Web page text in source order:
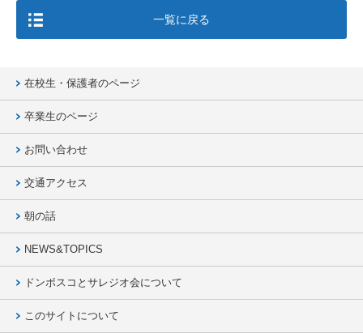
一覧に戻る
在校生・保護者のページ
卒業生のページ
お問い合わせ
交通アクセス
朝の話
NEWS&TOPICS
ドンボスコとサレジオ会について
このサイトについて